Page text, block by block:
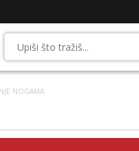
NOGAMA